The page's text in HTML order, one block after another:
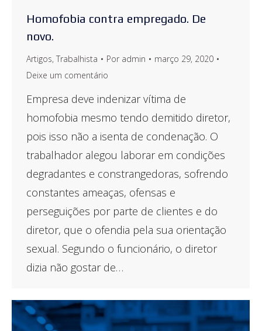
Homofobia contra empregado. De
novo.
Artigos, Trabalhista Por admin
março 29, 2020
Deixe um comentário
Empresa deve indenizar vítima de
homofobia mesmo tendo demitido diretor,
pois isso não a isenta de condenação. O
trabalhador alegou laborar em condições
degradantes e constrangedoras, sofrendo
constantes ameaças, ofensas e
perseguições por parte de clientes e do
diretor, que o ofendia pela sua orientação
sexual. Segundo o funcionário, o diretor
dizia não gostar de…